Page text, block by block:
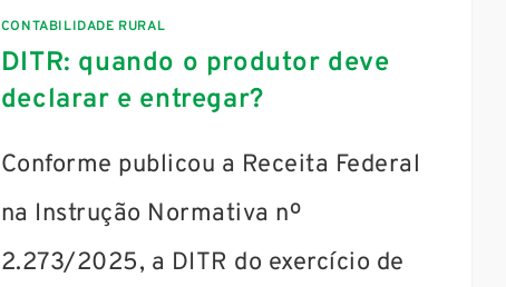
CONTABILIDADE RURAL
DITR: quando o produtor deve
declarar e entregar?
Conforme publicou a Receita Federal
na Instrução Normativa nº
2.273/2025, a DITR do exercício de